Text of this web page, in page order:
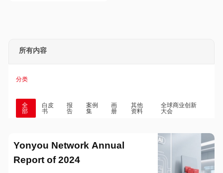
所有内容
分类
全
部
白皮
书
报
告
案例
集
画
册
其他
资料
全球商业创新
大会
Yonyou Network Annual
Report of 2024